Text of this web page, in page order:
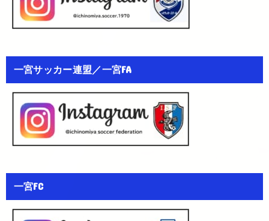
一宮サッカー連盟／一宮FA
一宮FC